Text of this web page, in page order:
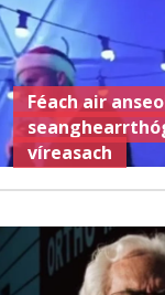
Féach air
víreasach